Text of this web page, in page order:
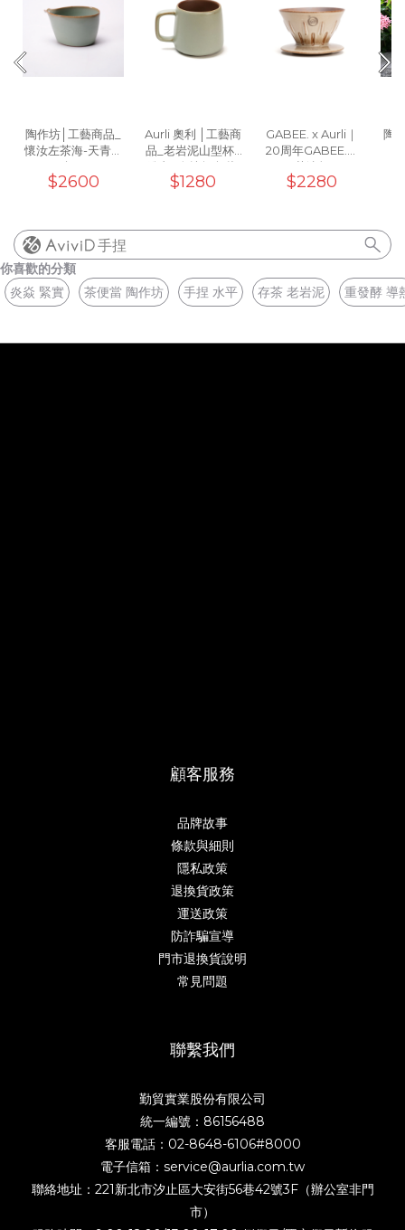
陶作坊│工藝商品_
懷汝左茶海-天青紫
斑口
$2600
Aurli 奧利 │工藝商
品_老岩泥山型杯_
粉青(1次燒無內釉)
$1280
GABEE. x Aurli｜
20周年GABEE.洸
芒濾杯
$2280
陶
手捏
你喜歡的分類
炎焱 緊實
茶便當 陶作坊 手捏 水平 存茶 老岩泥 重發酵 導
顧客服務
品牌故事
條款與細則
隱私政策
退換貨政策
運送政策
防詐騙宣導
門市退換貨說明
常見問題
聯繫我們
勤貿實業股份有限公司
統一編號：86156488
客服電話：02-8648-6106#8000
電子信箱：service@aurlia.com.tw
聯絡地址：221新北市汐止區大安街56巷42號3F（辦公室非門
市）